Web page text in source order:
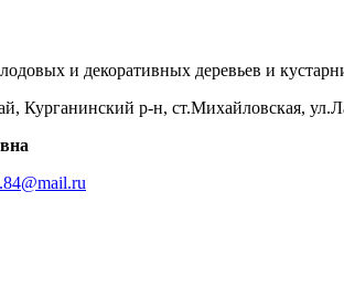
и декоративных деревьев и
Курганинский р-н, ст.Михайловская,